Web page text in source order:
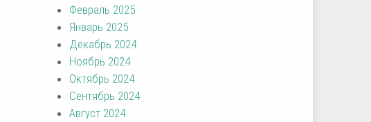
Февраль 2025
Январь 2025
Декабрь 2024
Ноябрь 2024
Октябрь 2024
Сентябрь 2024
Август 2024